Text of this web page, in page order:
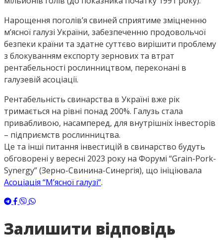
Нарощення поголів’я свиней сприятиме зміцненню
мʼясної галузі України, забезпеченню продовольчої
безпеки країни та здатне суттєво вирішити проблему
з блокуванням експорту зернових та втрат
рентабельності рослинництвом, переконані в
галузевій асоціації.
Рентабельність свинарства в Україні вже рік
тримається на рівні понад 200%. Галузь стала
привабливою, насамперед, для внутрішніх інвесторів
– підприємств рослинництва.
Це та інші питання інвестицій в свинарство будуть
обговорені у вересні 2023 року на Форумі “Grain-Pork-
Synergy” (Зерно-Свинина-Синергія), що ініціювала
Асоціація “Мʼясної галузі”.
Залишити відповідь